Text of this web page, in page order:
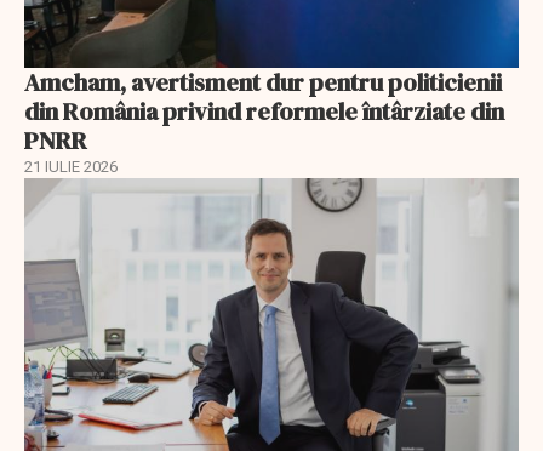
Amcham, avertisment dur pentru politicienii
din România privind reformele întârziate din
PNRR
21 IULIE 2026